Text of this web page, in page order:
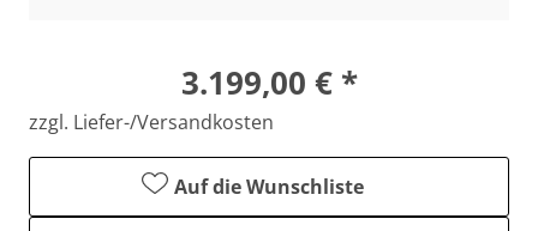
3.199,00 € *
zzgl. Liefer-/Versandkosten
Auf die Wunschliste